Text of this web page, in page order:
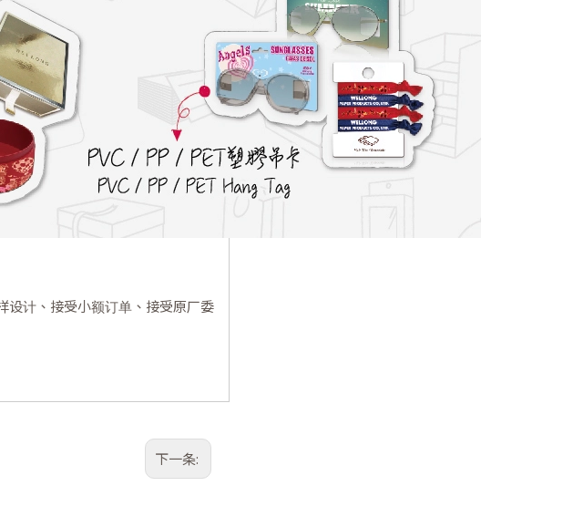
设计、接受小额订单、接受原厂委
下一条: